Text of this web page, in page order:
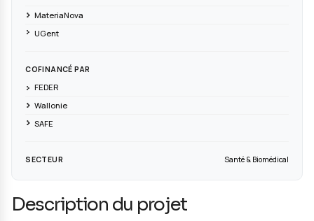
PORTEUR DE PROJET
PARTENAIRES
CRITT Matériaux Innovation
ULille
UGent